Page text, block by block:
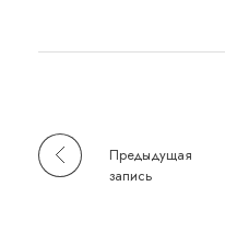
Предыдущая
запись